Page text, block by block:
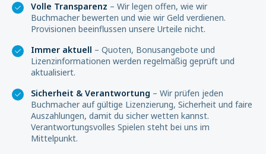
Volle Transparenz – Wir legen offen, wie wir
Buchmacher bewerten und wie wir Geld verdienen.
Provisionen beeinflussen unsere Urteile nicht.
Immer aktuell – Quoten, Bonusangebote und
Lizenzinformationen werden regelmäßig geprüft und
aktualisiert.
Sicherheit & Verantwortung – Wir prüfen jeden
Buchmacher auf gültige Lizenzierung, Sicherheit und faire
Auszahlungen, damit du sicher wetten kannst.
Verantwortungsvolles Spielen steht bei uns im
Mittelpunkt.